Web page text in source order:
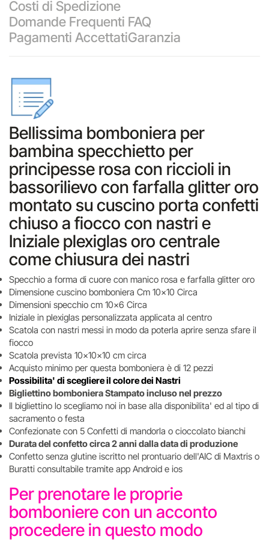
Costi di Spedizione
Domande Frequenti FAQ
Pagamenti AccettatiGaranzia
Bellissima bomboniera per
bambina specchietto per
principesse rosa con riccioli in
bassorilievo con farfalla glitter oro
montato su cuscino porta confetti
chiuso a fiocco con nastri e
Iniziale plexiglas oro centrale
come chiusura dei nastri
Specchio a forma di cuore con manico rosa e farfalla glitter oro
Dimensione cuscino bomboniera Cm 10x10 Circa
Dimensioni specchio cm 10x6 Circa
Iniziale in plexiglas personalizzata applicata al centro
Scatola con nastri messi in modo da poterla aprire senza sfare il
fiocco
Scatola prevista 10x10x10 cm circa
Acquisto minimo per questa bomboniera è di 12 pezzi
Possibilita' di scegliere il colore dei Nastri
Bigliettino bomboniera Stampato incluso nel prezzo
Il bigliettino lo scegliamo noi in base alla disponibilita' ed al tipo di
sacramento o festa
Confezionate con 5 Confetti di mandorla o cioccolato bianchi
Durata del confetto circa 2 anni dalla data di produzione
Confetto senza glutine iscritto nel prontuario dell'AIC di Maxtris o
Buratti consultabile tramite app Android e ios
Per prenotare le proprie
bomboniere con un acconto
procedere in questo modo